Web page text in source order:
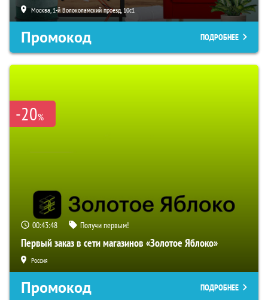
Москва, 1-й Волоколамский проезд, 10с1
Промокод ПОДРОБНЕЕ
-20%
00:43:47 Получи первым!
Первый заказ в сети магазинов «Золотое Яблоко»
Россия
Промокод ПОДРОБНЕЕ